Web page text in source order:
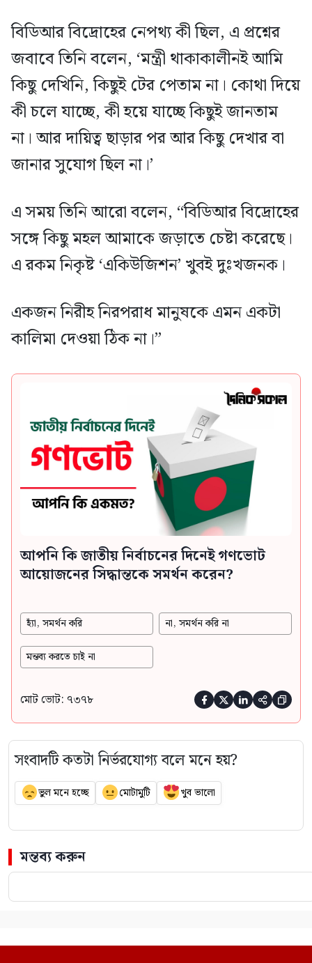
বিডিআর বিদ্রোহের নেপথ্য কী ছিল, এ প্রশ্নের
জবাবে তিনি বলেন, ‘মন্ত্রী থাকাকালীনই আমি
কিছু দেখিনি, কিছুই টের পেতাম না। কোথা দিয়ে
কী চলে যাচ্ছে, কী হয়ে যাচ্ছে কিছুই জানতাম
না। আর দায়িত্ব ছাড়ার পর আর কিছু দেখার বা
জানার সুযোগ ছিল না।’
এ সময় তিনি আরো বলেন, “বিডিআর বিদ্রোহের
সঙ্গে কিছু মহল আমাকে জড়াতে চেষ্টা করেছে।
এ রকম নিকৃষ্ট ‘একিউজিশন’ খুবই দুঃখজনক।
একজন নিরীহ নিরপরাধ মানুষকে এমন একটা
কালিমা দেওয়া ঠিক না।”
আপনি কি জাতীয় নির্বাচনের দিনেই গণভোট
আয়োজনের সিদ্ধান্তকে সমর্থন করেন?
হ্যাঁ, সমর্থন করি না, সমর্থন করি না
মন্তব্য করতে চাই না
মোট ভোট: ৭৩৭৮     
সংবাদটি কতটা নির্ভরযোগ্য বলে মনে হয়?
ভুল মনে হচ্ছে মোটামুটি খুব ভালো
মন্তব্য করুন